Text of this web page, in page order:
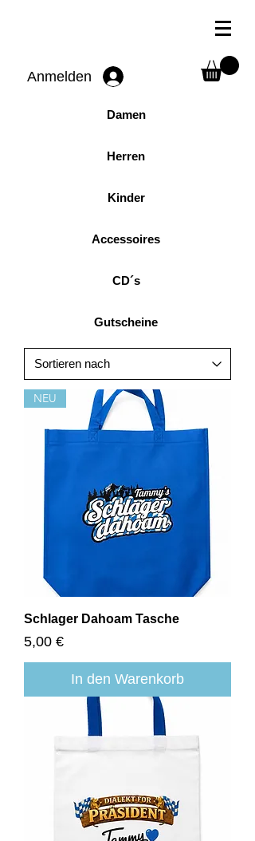
Anmelden
Damen
Herren
Kinder
Accessoires
CD´s
Gutscheine
NEU
Schlager Dahoam Tasche
Preis
5,00 €
In den Warenkorb